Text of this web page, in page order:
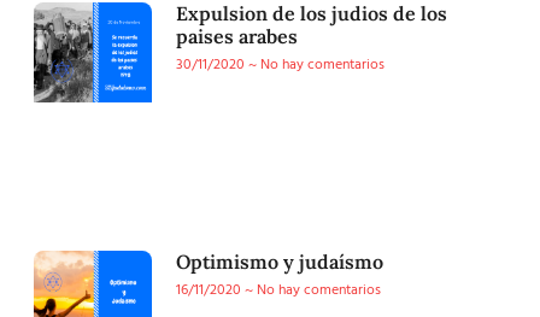
Expulsion de los judios de los
paises arabes
30/11/2020
No hay comentarios
Optimismo y judaísmo
16/11/2020
No hay comentarios